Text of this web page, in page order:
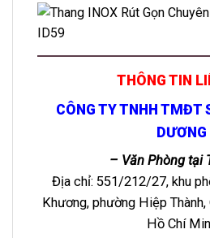
THÔNG TIN
CÔNG TY TNHH TMĐT
DƯƠNG
– Văn Phòng tại
Địa chỉ: 551/212/27, khu
Khương, phường Hiệp Thành,
Hồ Chí